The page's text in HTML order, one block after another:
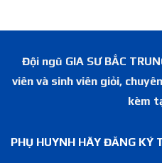
Đội ngũ GIA SƯ BẮC
viên và sinh viên giỏi,
kèm
PHỤ HUYNH HÃY ĐĂNG KÝ